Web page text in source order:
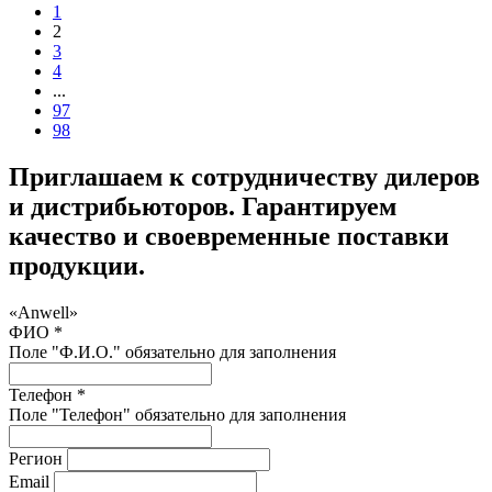
1
2
3
4
...
97
98
Приглашаем к сотрудничеству дилеров
и дистрибьюторов. Гарантируем
качество и своевременные поставки
продукции.
«Anwell»
ФИО *
Поле "Ф.И.О." обязательно для заполнения
Телефон *
Поле "Телефон" обязательно для заполнения
Регион
Email